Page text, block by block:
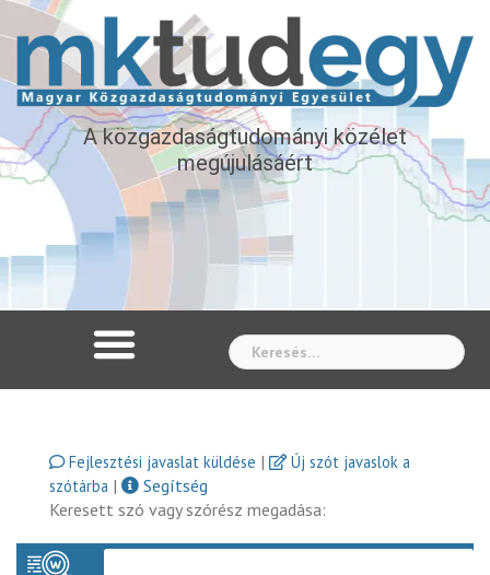
A közgazdaságtudományi közélet
megújulásáért
Fejlesztési javaslat küldése |
Új szót javaslok a
szótárba |
Segítség
Keresett szó vagy szórész megadása: